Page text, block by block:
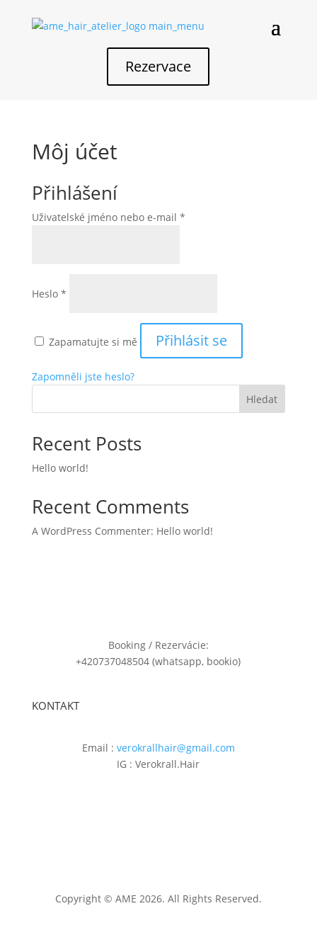
Rezervace
Môj účet
Přihlášení
Uživatelské jméno nebo e-mail *Povinné
Heslo *
Zapamatujte si mě Přihlásit se
Zapomněli jste heslo?
Hledat
Recent Posts
Hello world!
Recent Comments
A WordPress Commenter: Hello world!
Booking / Rezervácie:
+420737048504 (whatsapp, bookio)
KONTAKT
Email : verokrallhair@gmail.com
IG : Verokrall.Hair
Copyright © AME 2026. All Rights Reserved.